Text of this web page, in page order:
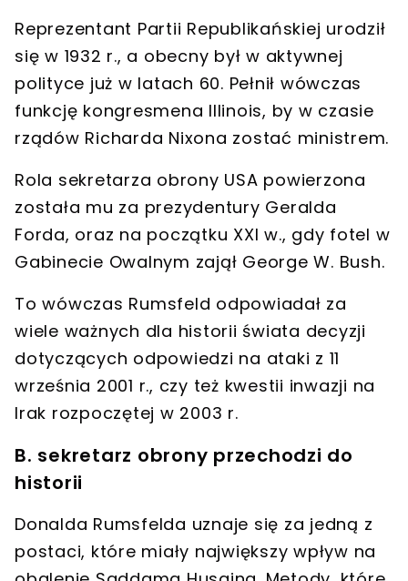
Reprezentant Partii Republikańskiej urodził
się w 1932 r., a obecny był w aktywnej
polityce już w latach 60. Pełnił wówczas
funkcję kongresmena Illinois, by w czasie
rządów Richarda Nixona zostać ministrem.
Rola sekretarza obrony USA powierzona
została mu za prezydentury Geralda
Forda, oraz na początku XXI w., gdy fotel w
Gabinecie Owalnym zajął George W. Bush.
To wówczas Rumsfeld odpowiadał za
wiele ważnych dla historii świata decyzji
dotyczących odpowiedzi na ataki z 11
września 2001 r., czy też kwestii inwazji na
Irak rozpoczętej w 2003 r.
B. sekretarz obrony przechodzi do
historii
Donalda Rumsfelda uznaje się za jedną z
postaci, które miały największy wpływ na